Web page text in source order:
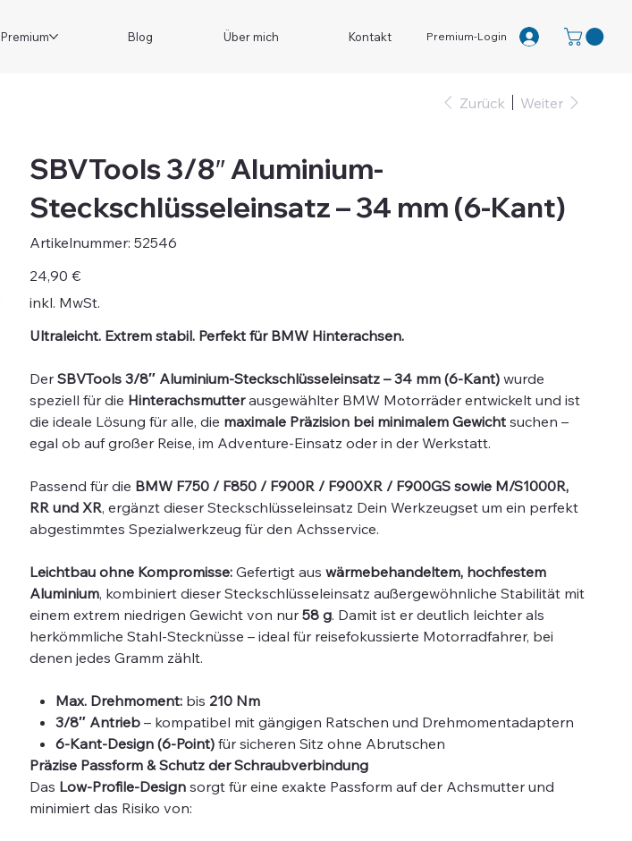
Premium-Login
Premium Blog Über mich Kontakt
Zurück Weiter
SBVTools 3/8″ Aluminium-
Steckschlüsseleinsatz – 34 mm (6-Kant)
Artikelnummer: Artikelnummer:
52546
52546
Preis
24,90 €
inkl. MwSt.
Ultraleicht. Extrem stabil. Perfekt für BMW Hinterachsen.
Der SBVTools 3/8″ Aluminium-Steckschlüsseleinsatz – 34 mm (6-Kant)wurde
speziell für die Hinterachsmutterausgewählter BMW Motorräder entwickelt und ist
die ideale Lösung für alle, die maximale Präzision bei minimalem Gewichtsuchen –
egal ob auf großer Reise, im Adventure-Einsatz oder in der Werkstatt.
Passend für die BMW F750 / F850 / F900R / F900XR / F900GS sowie M/S1000R,
RR und XR, ergänzt dieser Steckschlüsseleinsatz Dein Werkzeugset um ein perfekt
abgestimmtes Spezialwerkzeug für den Achsservice.
Leichtbau ohne Kompromisse: Gefertigt aus wärmebehandeltem, hochfestem
Aluminium, kombiniert dieser Steckschlüsseleinsatz außergewöhnliche Stabilität mit
einem extrem niedrigen Gewicht von nur 58 g. Damit ist er deutlich leichter als
herkömmliche Stahl-Stecknüsse – ideal für reisefokussierte Motorradfahrer, bei
denen jedes Gramm zählt.
Max. Drehmoment:bis 210 Nm
3/8″ Antrieb– kompatibel mit gängigen Ratschen und Drehmomentadaptern
6-Kant-Design (6-Point)für sicheren Sitz ohne Abrutschen
Präzise Passform & Schutz der Schraubverbindung
Das Low-Profile-Designsorgt für eine exakte Passform auf der Achsmutter und
minimiert das Risiko von: